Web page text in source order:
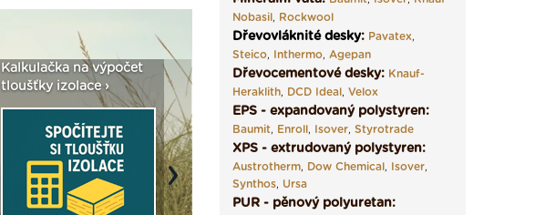
Kalkulačka na výpočet
tloušťky izolace ›
Seriál: Fasády ETICS a
vše podstatné v kostce ›
Vyberte si izolaci a pak
ji tady klidně poptejte ›
Next
Nobasil, Rockwool
Dřevovláknité desky: Pavatex,
Steico, Inthermo, Agepan
Dřevocementové desky: Knauf-
Heraklith, DCD Ideal, Velox
EPS - expandovaný polystyren:
Baumit, Enroll, Isover, Styrotrade
XPS - extrudovaný polystyren:
Austrotherm, Dow Chemical, Isover,
Synthos, Ursa
PUR - pěnový polyuretan: